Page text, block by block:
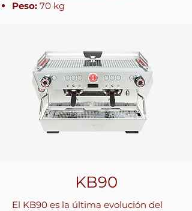
Peso: 70 kg
KB90
El KB90 es la última evolución del